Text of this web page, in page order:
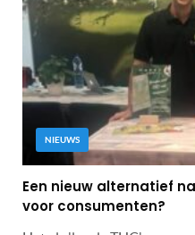
NIEUWS
Een nieuw alternatief
voor consumenten?